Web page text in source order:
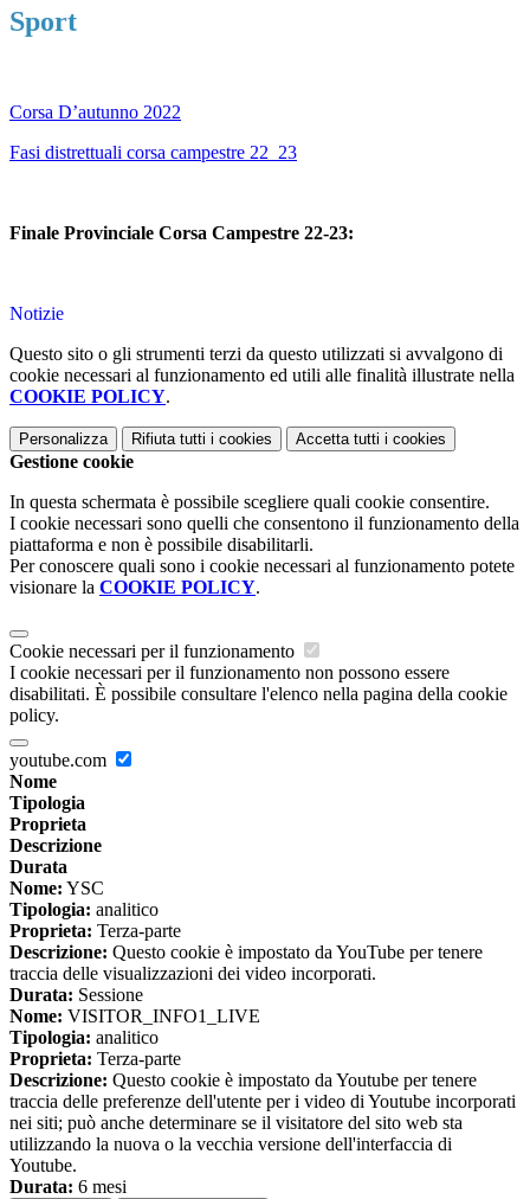
Sport
Corsa D’autunno 2022
Fasi distrettuali corsa campestre 22_23
Finale Provinciale Corsa Campestre 22-23:
Notizie
Questo sito o gli strumenti terzi da questo utilizzati si avvalgono di
cookie necessari al funzionamento ed utili alle finalità illustrate nella
COOKIE POLICY.
Personalizza Rifiuta tutti i cookies Accetta tutti i cookies
Gestione cookie
In questa schermata è possibile scegliere quali cookie consentire.
I cookie necessari sono quelli che consentono il funzionamento della
piattaforma e non è possibile disabilitarli.
Per conoscere quali sono i cookie necessari al funzionamento potete
visionare la COOKIE POLICY.
Cookie necessari per il funzionamento
I cookie necessari per il funzionamento non possono essere
disabilitati. È possibile consultare l'elenco nella pagina della cookie
policy.
youtube.com
Nome
Tipologia
Proprieta
Descrizione
Durata
Nome: YSC
Tipologia: analitico
Proprieta: Terza-parte
Descrizione: Questo cookie è impostato da YouTube per tenere
traccia delle visualizzazioni dei video incorporati.
Durata: Sessione
Nome: VISITOR_INFO1_LIVE
Tipologia: analitico
Proprieta: Terza-parte
Descrizione: Questo cookie è impostato da Youtube per tenere
traccia delle preferenze dell'utente per i video di Youtube incorporati
nei siti; può anche determinare se il visitatore del sito web sta
utilizzando la nuova o la vecchia versione dell'interfaccia di
Youtube.
Durata: 6 mesi